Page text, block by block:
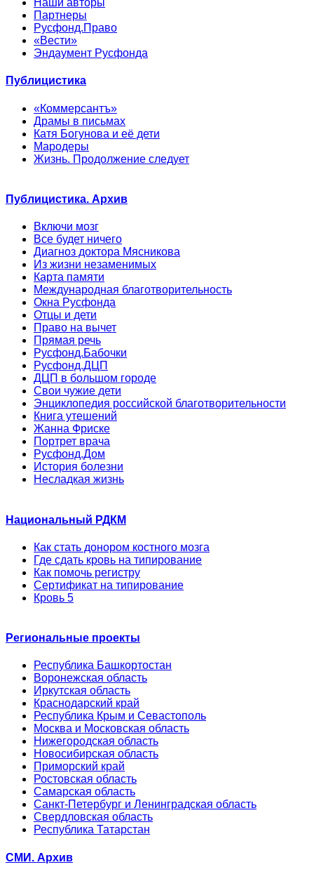
Наши авторы
Партнеры
Русфонд.Право
«Вести»
Эндаумент Русфонда
Публицистика
«Коммерсантъ»
Драмы в письмах
Катя Богунова и её дети
Мародеры
Жизнь. Продолжение следует
Публицистика. Архив
Включи мозг
Все будет ничего
Диагноз доктора Мясникова
Из жизни незаменимых
Карта памяти
Международная благотворительность
Окна Русфонда
Отцы и дети
Право на вычет
Прямая речь
Русфонд.Бабочки
Русфонд.ДЦП
ДЦП в большом городе
Свои чужие дети
Энциклопедия российской благотворительности
Книга утешений
Жанна Фриске
Портрет врача
Русфонд.Дом
История болезни
Несладкая жизнь
Национальный РДКМ
Как стать донором костного мозга
Где сдать кровь на типирование
Как помочь регистру
Сертификат на типирование
Кровь 5
Региональные проекты
Республика Башкортостан
Воронежская область
Иркутская область
Краснодарский край
Республика Крым и Севастополь
Москва и Московская область
Нижегородская область
Новосибирская область
Приморский край
Ростовская область
Самарская область
Санкт-Петербург и Ленинградская область
Свердловская область
Республика Татарстан
СМИ. Архив